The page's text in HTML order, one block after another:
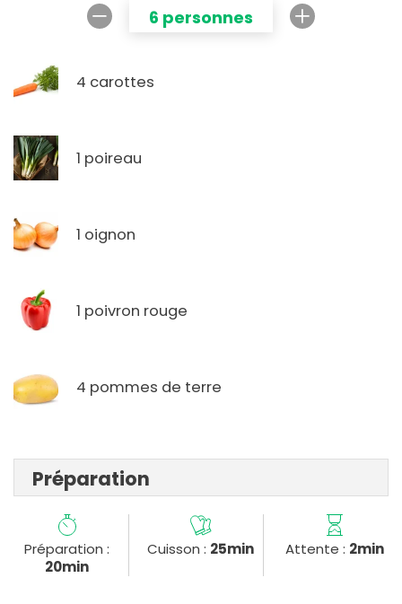
6 personnes
4 carottes
1 poireau
1 oignon
1 poivron rouge
4 pommes de terre
Préparation
Préparation :
20min
Cuisson : 25min Attente : 2min